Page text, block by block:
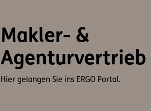
Makler- &
Agenturvertrieb
Hier gelangen Sie ins ERGO Portal.